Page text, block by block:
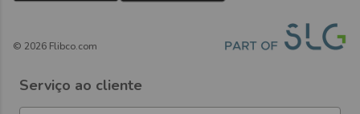
© 2026 Flibco.com
Serviço ao cliente